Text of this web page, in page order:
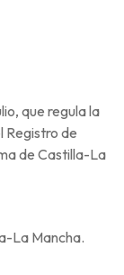
que regula la
Registro de
de Castilla-La
La Mancha.